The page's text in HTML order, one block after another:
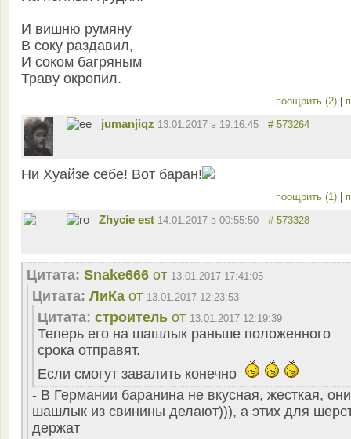
И вишню румяну
В соку раздавил,
И соком багряным
Траву окропил.
поощрить (2)
jumanjiqz 13.01.2017 в 19:16:45 # 573264
Ни Хуайзе себе! Вот баран!
поощрить (1)
Zhycie est 14.01.2017 в 00:55:50 # 573328
Цитата: Snake666 от 13.01.2017 17:41:05
Цитата: ЛиКа от 13.01.2017 12:23:53
Цитата: строитель от 13.01.2017 12:19:39
Теперь его на шашлык раньше положенного
срока отправят.
Если смогут завалить конечно
- В Германии баранина не вкусная, жесткая, они
шашлык из свинины делают))), а этих для
держат